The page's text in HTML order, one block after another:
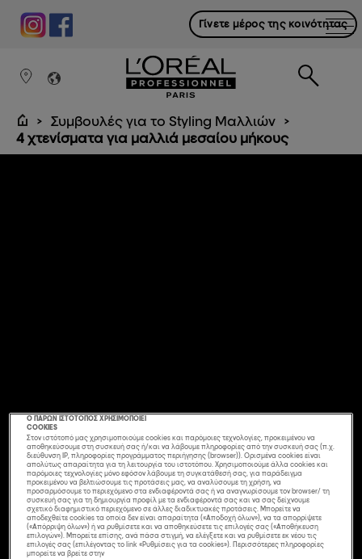
Γίνετε μέρος της κοινότητας
Συμβουλές για το Styling Μαλλιών
4 χτενίσματα για μαλλιά μεσαίου μήκους
Ο ΠΑΡΩΝ ΙΣΤΟΤΟΠΟΣ ΧΡΗΣΙΜΟΠΟΙΕΙ
COOKIES
Στον ιστότοπό μας χρησιμοποιούμε cookies και παρόμοιες τεχνολογίες, προκειμένου να
αποθηκεύσουμε στη συσκευή σας ή/και να λάβουμε πληροφορίες από την συσκευή σας (π.χ.
διεύθυνση IP, πληροφορίες προγράμματος περιήγησης (browser)). Ορισμένα cookies είναι
απολύτως απαραίτητα για τη λειτουργία του ιστοτόπου. Χρησιμοποιούμε άλλα cookies και
παρόμοιες τεχνολογίες μόνο εφόσον λάβουμε τη συγκατάθεσή σας, για παράδειγμα
προκειμένου να βελτιώσουμε τις προτάσεις μας, να αναλύσουμε τη χρήση, να
προσαρμόσουμε το περιεχόμενο στα ενδιαφέροντά σας ή να αναγνωρίσουμε τον browser/ τη
συσκευή σας για τη δημιουργία προφίλ με τα ενδιαφέροντά σας και να σας δείχνουμε
σχετικό διαφημιστικό περιεχόμενο σε άλλες διαδικτυακές προτάσεις. Μπορείτε να
αποδεχθείτε cookies τα οποία δεν είναι απαραίτητα («Αποδοχή όλων»), να τα απορρίψετε
(«Απόρριψη όλων») ή να ρυθμίσετε και να αποθηκεύσετε τις επιλογές σας («Αποθήκευση
επιλογών»). Μπορείτε επίσης, ανά πάσα στιγμή, να ελέγξετε και να ρυθμίσετε εκ νέου τις
επιλογές σας (επιλέγοντας το link «Ρυθμίσεις για τα cookies»). Περισσότερες πληροφορίες
μπορείτε να βρείτε στην